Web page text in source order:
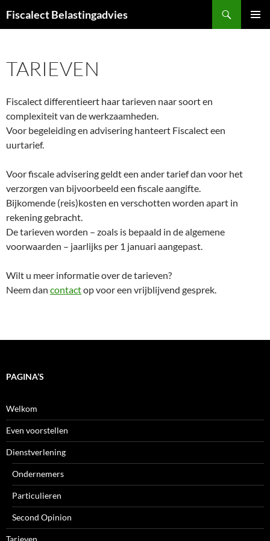
Fiscalect Belastingadvies
INHOUD
TARIEVEN
Fiscalect differentieert haar tarieven naar soort en
complexiteit van de werkzaamheden.
Voor begeleiding en advisering hanteert Fiscalect een
uurtarief.
Voor fiscale advisering geldt een ander tarief dan voor het
verzorgen van bijvoorbeeld een fiscale aangifte.
Bijkomende (reis)kosten en verschotten worden apart in
rekening gebracht.
De tarieven worden – zoals is bepaald in de algemene
voorwaarden – jaarlijks per 1 januari aangepast.
Wilt u meer informatie over de tarieven?
Neem dan contactop voor een vrijblijvend gesprek.
PAGINA’S
Welkom
Even voorstellen
Dienstverlening
Ondernemers
Particulieren
Second Opinion
Tarieven